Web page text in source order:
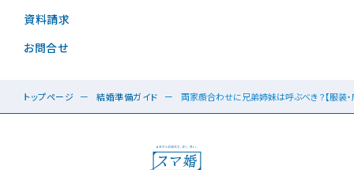
資料請求
お問合せ
トップページ 結婚準備ガイド 両家顔合わせに兄弟姉妹は呼ぶべき？【服装